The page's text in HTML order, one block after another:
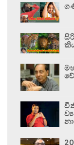
වේ